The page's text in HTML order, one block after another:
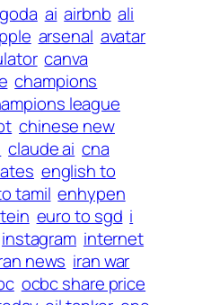
ai airbnb ali
arsenal avatar
canva
champions
league
chinese new
claude ai cna
english to
tamil enhypen
euro to sgd i
instagram internet
news iran war
ocbc share price